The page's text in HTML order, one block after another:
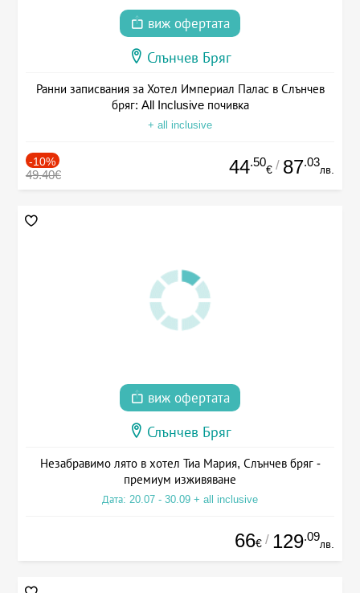
виж офертата
Слънчев Бряг
Ранни записвания за Хотел Империал Палас в Слънчев
бряг: All Inclusive почивка
+ all inclusive
-10%
49.40€ 44.50
€ / 87.03
лв.
виж офертата
Слънчев Бряг
Незабравимо лято в хотел Тиа Мария, Слънчев бряг -
премиум изживяване
Дата: 20.07 - 30.09 + all inclusive
66€ / 129.09
лв.